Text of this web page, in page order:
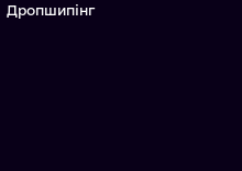
Дропшипінг